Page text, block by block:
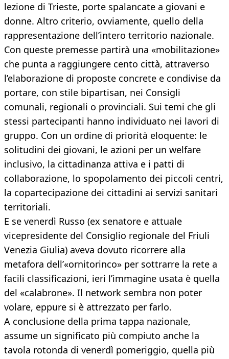
lezione di Trieste, porte spalancate a giovani e
donne. Altro criterio, ovviamente, quello della
rappresentazione dell’intero territorio nazionale.
Con queste premesse partirà una «mobilitazione»
che punta a raggiungere cento città, attraverso
l’elaborazione di proposte concrete e condivise da
portare, con stile bipartisan, nei Consigli
comunali, regionali o provinciali. Sui temi che gli
stessi partecipanti hanno individuato nei lavori di
gruppo. Con un ordine di priorità eloquente: le
solitudini dei giovani, le azioni per un welfare
inclusivo, la cittadinanza attiva e i patti di
collaborazione, lo spopolamento dei piccoli centri,
la copartecipazione dei cittadini ai servizi sanitari
territoriali.
E se venerdì Russo (ex senatore e attuale
vicepresidente del Consiglio regionale del Friuli
Venezia Giulia) aveva dovuto ricorrere alla
metafora dell’«ornitorinco» per sottrarre la rete a
facili classificazioni, ieri l’immagine usata è quella
del «calabrone». Il network sembra non poter
volare, eppure si è attrezzato per farlo.
A conclusione della prima tappa nazionale,
assume un significato più compiuto anche la
tavola rotonda di venerdì pomeriggio, quella più